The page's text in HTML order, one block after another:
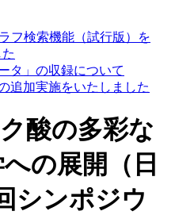
フ検索機能（試行版）を
タ」の収録について
追加実施をいたしました
酸の多彩な
の展開（日
シンポジウ